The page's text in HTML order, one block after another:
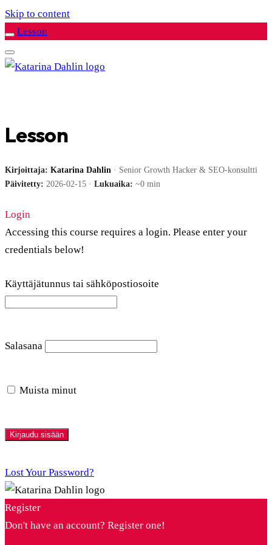
Skip to content
Lesson
Lesson
Kirjoittaja: Katarina Dahlin · Senior Growth Hacker & SEO-konsultti
Päivitetty: 2026-02-15 · Lukuaika: ~0 min
Login
Accessing this course requires a login. Please enter your
credentials below!
Käyttäjätunnus tai sähköpostiosoite
Salasana
Muista minut
Lost Your Password?
Register
Don't have an account? Register one!